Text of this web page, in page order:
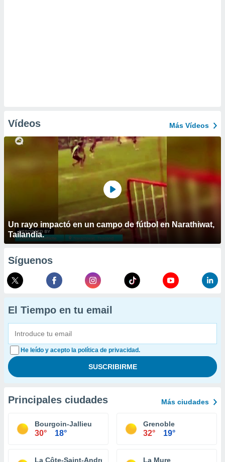
Vídeos Más Vídeos
Un rayo impactó en un campo de fútbol en Narathiwat,
Tailandia.
Síguenos
El Tiempo en tu email
He leído y acepto la política de privacidad.
Principales ciudades Más ciudades
Bourgoin-Jallieu
30° 18°
Grenoble
32° 19°
La Côte-Saint-André La Mure